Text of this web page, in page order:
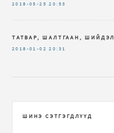
2018-05-25 20:53
ТАТВАР, ШАЛТГААН, ШИЙДЭЛ
2018-01-02 20:31
ШИНЭ СЭТГЭГДЛҮҮД